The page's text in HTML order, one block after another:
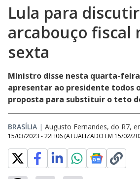
Lula para
arcabouço fiscal
sexta
Ministro disse nesta quarta-
apresentar ao presidente todos
proposta para substituir o teto
BRASÍLIA | Augusto Fernandes, do R7,
15/03/2023 - 22H06 (ATUALIZADO EM 15/02/